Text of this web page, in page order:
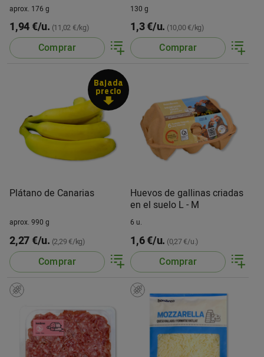
aprox. 176 g
1,94 €/u. (11,02 €/kg)
Comprar
130 g
1,3 €/u. (10,00 €/kg)
Comprar
Bajada
precio
Plátano de Canarias
aprox. 990 g
2,27 €/u. (2,29 €/kg)
Comprar
Huevos de gallinas criadas
en el suelo L - M
6 u.
1,6 €/u. (0,27 €/u.)
Comprar